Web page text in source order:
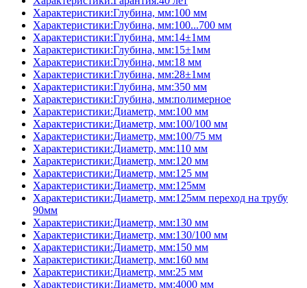
Характеристики:Глубина, мм:100 мм
Характеристики:Глубина, мм:100...700 мм
Характеристики:Глубина, мм:14±1мм
Характеристики:Глубина, мм:15±1мм
Характеристики:Глубина, мм:18 мм
Характеристики:Глубина, мм:28±1мм
Характеристики:Глубина, мм:350 мм
Характеристики:Глубина, мм:полимерное
Характеристики:Диаметр, мм:100 мм
Характеристики:Диаметр, мм:100/100 мм
Характеристики:Диаметр, мм:100/75 мм
Характеристики:Диаметр, мм:110 мм
Характеристики:Диаметр, мм:120 мм
Характеристики:Диаметр, мм:125 мм
Характеристики:Диаметр, мм:125мм
Характеристики:Диаметр, мм:125мм переход на трубу
90мм
Характеристики:Диаметр, мм:130 мм
Характеристики:Диаметр, мм:130/100 мм
Характеристики:Диаметр, мм:150 мм
Характеристики:Диаметр, мм:160 мм
Характеристики:Диаметр, мм:25 мм
Характеристики:Диаметр, мм:4000 мм